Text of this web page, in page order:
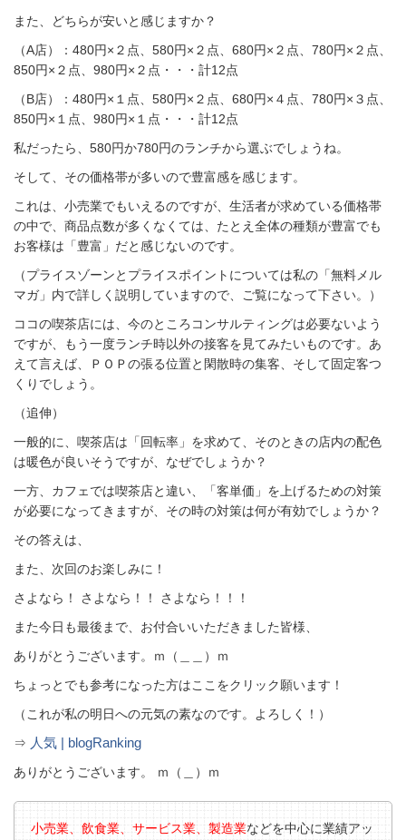
また、どちらが安いと感じますか？
（A店）：480円×２点、580円×２点、680円×２点、780円×２点、
850円×２点、980円×２点・・・計12点
（B店）：480円×１点、580円×２点、680円×４点、780円×３点、
850円×１点、980円×１点・・・計12点
私だったら、580円か780円のランチから選ぶでしょうね。
そして、その価格帯が多いので豊富感を感じます。
これは、小売業でもいえるのですが、生活者が求めている価格帯
の中で、商品点数が多くなくては、たとえ全体の種類が豊富でも
お客様は「豊富」だと感じないのです。
（プライスゾーンとプライスポイントについては私の「無料メル
マガ」内で詳しく説明していますので、ご覧になって下さい。）
ココの喫茶店には、今のところコンサルティングは必要ないよう
ですが、もう一度ランチ時以外の接客を見てみたいものです。あ
えて言えば、ＰＯＰの張る位置と閑散時の集客、そして固定客つ
くりでしょう。
（追伸）
一般的に、喫茶店は「回転率」を求めて、そのときの店内の配色
は暖色が良いそうですが、なぜでしょうか？
一方、カフェでは喫茶店と違い、「客単価」を上げるための対策
が必要になってきますが、その時の対策は何が有効でしょうか？
その答えは、
また、次回のお楽しみに！
さよなら！ さよなら！！ さよなら！！！
また今日も最後まで、お付合いいただきました皆様、
ありがとうございます。ｍ（＿＿）ｍ
ちょっとでも参考になった方はここをクリック願います！
（これが私の明日への元気の素なのです。よろしく！）
⇒ 人気 | blogRanking
ありがとうございます。 ｍ（＿）ｍ
小売業、飲食業、サービス業、製造業などを中心に業績アッ